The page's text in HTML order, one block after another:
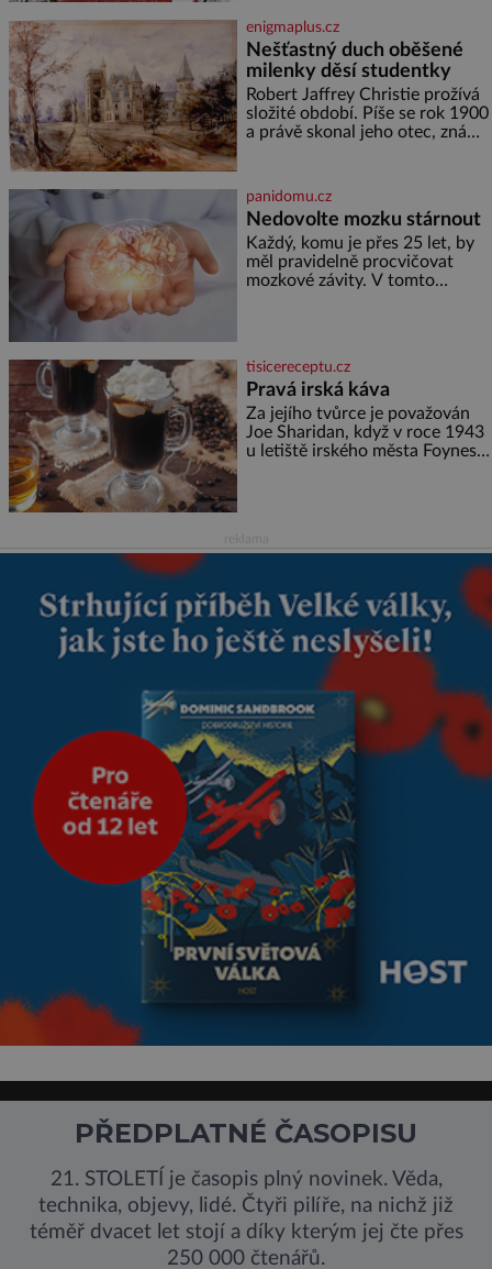
nikdo neodvážil podzemní
hrobku otevřít a její poklop tak
raději jen skrápí svěcenou
vodou. Za několik dní divné
burácení skutečně ustane. Když
o mnoho let později hrobku
enigmaplus.cz
Nešťastný duch oběšené
milenky děsí studentky
Robert Jaffrey Christie prožívá
složité období. Píše se rok 1900
a právě skonal jeho otec, známý
ale doprovázena ohromným
dědictvím
panidomu.cz
Nedovolte mozku stárnout
Každý, komu je přes 25 let, by
měl pravidelně procvičovat
mozkové závity. V tomto
marně v paměti lovíte název
knížky, kterou jste nedávno
přečetli. Je to opravdu tak, s
věkem jako kdyby se paměť
rozhodla stávkovat. Cvičte
tisicereceptu.cz
Pravá irská káva
Za jejího tvůrce je považován
Joe Sharidan, když v roce 1943
u letiště irského města Foynes
PŘEDPLATNÉ ČASOPISU
21. STOLETÍ je časopis plný novinek. Věda,
technika, objevy, lidé. Čtyři pilíře, na nichž již
téměř dvacet let stojí a díky kterým jej čte přes
250 000 čtenářů.